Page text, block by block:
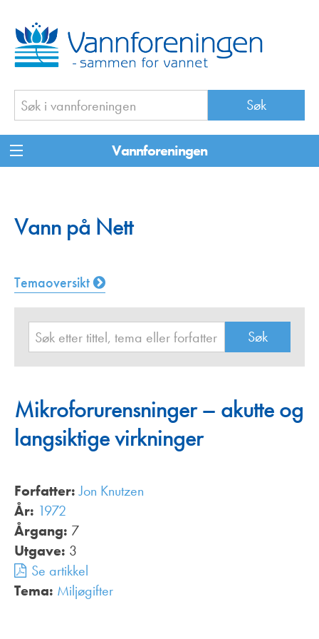
Vannforeningen
Vann på Nett
Temaoversikt
Mikroforurensninger – akutte og
langsiktige virkninger
Forfatter: Jon Knutzen
År: 1972
Årgang: 7
Utgave: 3
Se artikkel
Tema: Miljøgifter